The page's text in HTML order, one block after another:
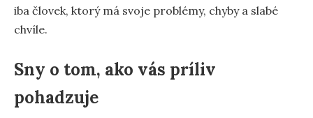
iba človek, ktorý má svoje problémy, chyby a slabé
chvíle.
Sny o tom, ako vás príliv
pohadzuje